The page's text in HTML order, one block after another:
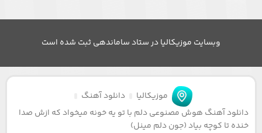
وبسایت موزیکالیا در ستاد ساماندهی ثبت شده است
موزیکالیا
دانلود آهنگ
دانلود آهنگ هوش مصنوعی دلم با تو یه خونه میخواد که ازش صدا
خنده تا کوچه بیاد (جون دلم مینل)